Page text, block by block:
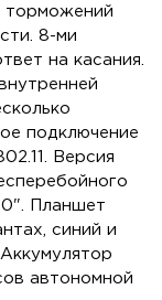
торможений
8-ми
на касания.
подключение
Версия
Планшет
синий и
автономной